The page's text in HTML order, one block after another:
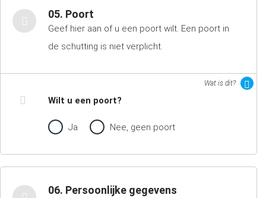
05. Poort
Geef hier aan of u een poort wilt. Een poort in
de schutting is niet verplicht.
Wat is dit?
Wilt u een poort?
Ja Nee, geen poort
06. Persoonlijke gegevens